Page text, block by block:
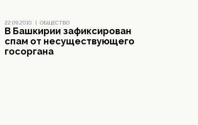
22.09.2010 | ОБЩЕСТВО
В Башкирии зафиксирован
спам от несуществующего
госоргана